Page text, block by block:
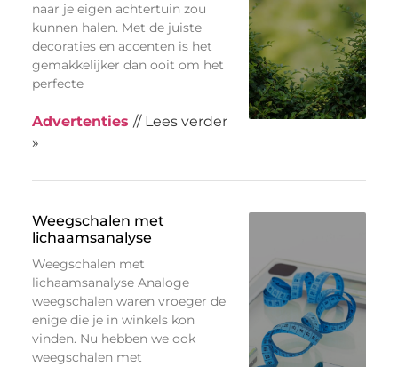
naar je eigen achtertuin zou
kunnen halen. Met de juiste
decoraties en accenten is het
gemakkelijker dan ooit om het
perfecte
Advertenties // Lees verder
»
Weegschalen met
lichaamsanalyse
Weegschalen met
lichaamsanalyse Analoge
weegschalen waren vroeger de
enige die je in winkels kon
vinden. Nu hebben we ook
weegschalen met